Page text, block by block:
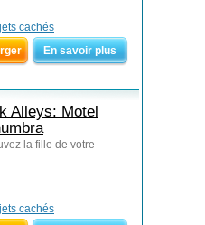
cachés
En savoir plus
Alleys: Motel
la fille de votre
cachés